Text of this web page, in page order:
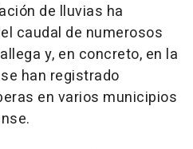
de lluvias ha
caudal de numerosos
y, en concreto, en la
han registrado
en varios municipios